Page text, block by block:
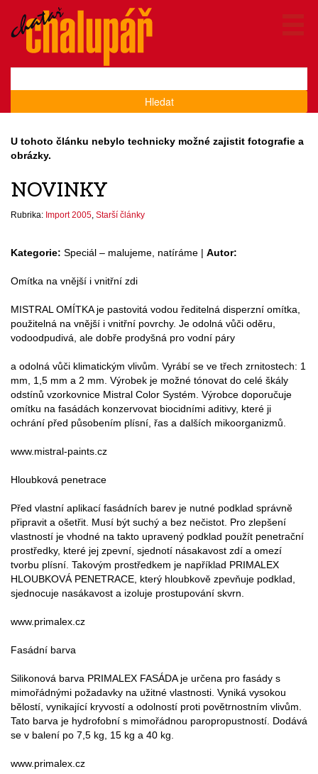
Hledat
U tohoto článku nebylo technicky možné zajistit fotografie a
obrázky.
NOVINKY
Rubrika: Import 2005 Starší články
Kategorie: Speciál – malujeme, natíráme | Autor:
Omítka na vnější i vnitřní zdi
MISTRAL OMÍTKA je pastovitá vodou ředitelná disperzní omítka,
použitelná na vnější i vnitřní povrchy. Je odolná vůči oděru,
vodoodpudivá, ale dobře prodyšná pro vodní páry
a odolná vůči klimatickým vlivům. Vyrábí se ve třech zrnitostech: 1
mm, 1,5 mm a 2 mm. Výrobek je možné tónovat do celé škály
odstínů vzorkovnice Mistral Color Systém. Výrobce doporučuje
omítku na fasádách konzervovat biocidními aditivy, které ji
ochrání před působením plísní, řas a dalších mikoorganizmů.
www.mistral-paints.cz
Hloubková penetrace
Před vlastní aplikací fasádních barev je nutné podklad správně
připravit a ošetřit. Musí být suchý a bez nečistot. Pro zlepšení
vlastností je vhodné na takto upravený podklad použít penetrační
prostředky, které jej zpevní, sjednotí násakavost zdí a omezí
tvorbu plísní. Takovým prostředkem je například PRIMALEX
HLOUBKOVÁ PENETRACE, který hloubkově zpevňuje podklad,
sjednocuje nasákavost a izoluje prostupování skvrn.
www.primalex.cz
Fasádní barva
Silikonová barva PRIMALEX FASÁDA je určena pro fasády s
mimořádnými požadavky na užitné vlastnosti. Vyniká vysokou
bělostí, vynikající kryvostí a odolností proti povětrnostním vlivům.
Tato barva je hydrofobní s mimořádnou paropropustností. Dodává
se v balení po 7,5 kg, 15 kg a 40 kg.
www.primalex.cz